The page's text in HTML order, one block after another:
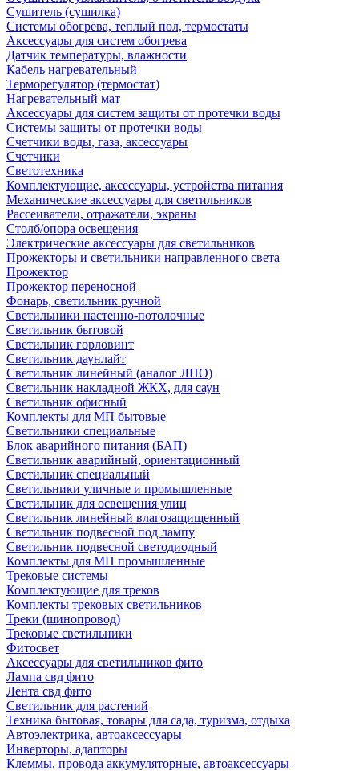
Сушитель (сушилка)
Системы обогрева, теплый пол, термостаты
Аксессуары для систем обогрева
Датчик температуры, влажности
Кабель нагревательный
Терморегулятор (термостат)
Нагревательный мат
Аксессуары для систем защиты от протечки воды
Системы защиты от протечки воды
Счетчики воды, газа, аксессуары
Счетчики
Светотехника
Комплектующие, аксессуары, устройства питания
Механические аксессуары для светильников
Рассеиватели, отражатели, экраны
Столб/опора освещения
Электрические аксессуары для светильников
Прожекторы и светильники направленного света
Прожектор
Прожектор переносной
Фонарь, светильник ручной
Светильники настенно-потолочные
Светильник бытовой
Светильник горловинт
Светильник даунлайт
Светильник линейный (аналог ЛПО)
Светильник накладной ЖКХ, для саун
Светильник офисный
Комплекты для МП бытовые
Светильники специальные
Блок аварийного питания (БАП)
Светильник аварийный, ориентационный
Светильник специальный
Светильники уличные и промышленные
Светильник для освещения улиц
Светильник линейный влагозащищенный
Светильник подвесной под лампу
Светильник подвесной светодиодный
Комплекты для МП промышленные
Трековые системы
Комплектующие для треков
Комплекты трековых светильников
Треки (шинопровод)
Трековые светильники
Фитосвет
Аксессуары для светильников фито
Лампа свд фито
Лента свд фито
Светильник для растений
Техника бытовая, товары для сада, туризма, отдыха
Автоэлектрика, автоаксессуары
Инверторы, адапторы
Клеммы, провода аккумуляторные, автоаксессуары